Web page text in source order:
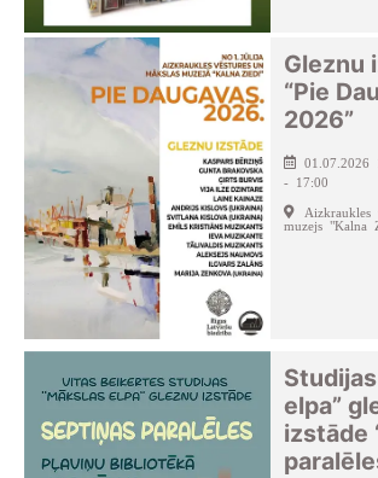
Gleznu
“Pie
2026”
01.07.2026
- 17:00
Aizkraukles
muzejs "Kalna
elpa”
izstāde